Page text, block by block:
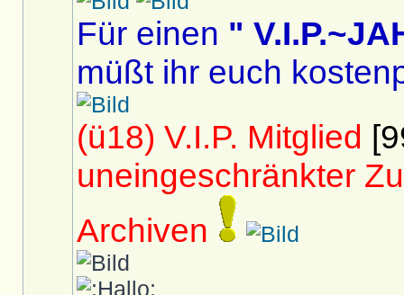
Für einen "
müßt ihr euch
(ü18) V.I.P. Mitglied
uneingeschränkter
Archiven